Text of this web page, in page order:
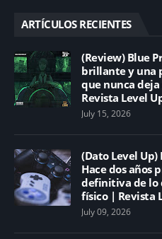
ARTÍCULOS RECIENTES
(Review) Blue
brillante y una
que nunca deja
Revista Level
July 15, 2026
(Dato Level
Hace dos años
definitiva de lo
físico | Revista
July 09, 2026